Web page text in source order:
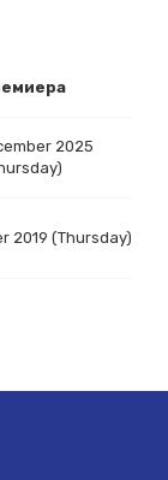
2025
2019 (Thursday)